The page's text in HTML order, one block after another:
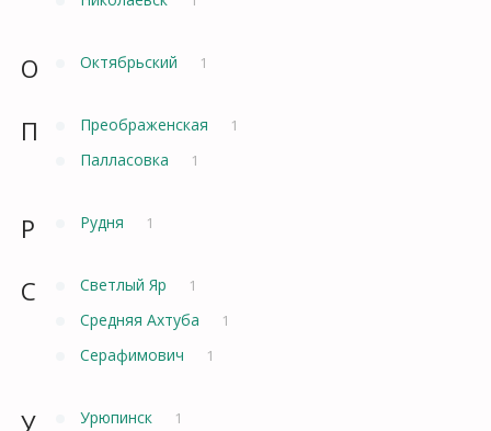
О Октябрьский 1
П Преображенская 1
Палласовка 1
Р Рудня 1
С Светлый Яр 1
Средняя Ахтуба 1
Серафимович 1
У Урюпинск 1